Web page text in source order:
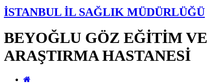
İSTANBUL İL SAĞLIK MÜDÜRLÜĞÜ
BEYOĞLU GÖZ EĞİTİM VE
ARAŞTIRMA HASTANESİ